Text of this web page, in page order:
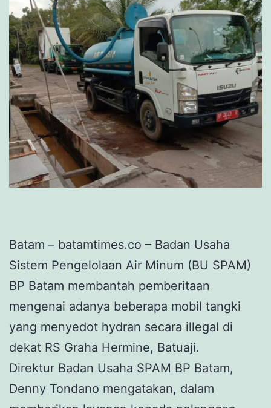
Batam – batamtimes.co – Badan Usaha
Sistem Pengelolaan Air Minum (BU SPAM)
BP Batam membantah pemberitaan
mengenai adanya beberapa mobil tangki
yang menyedot hydran secara illegal di
dekat RS Graha Hermine, Batuaji.
Direktur Badan Usaha SPAM BP Batam,
Denny Tondano mengatakan, dalam